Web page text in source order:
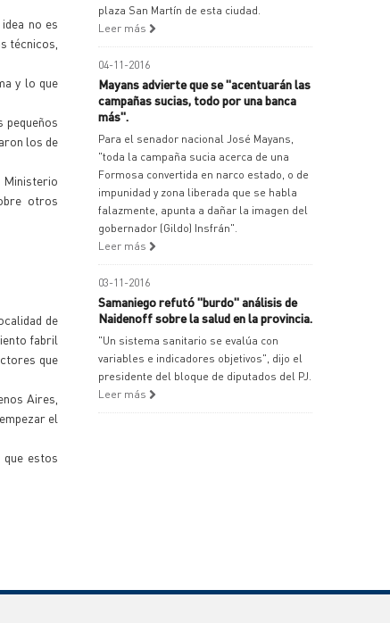
no es
técnicos,
y lo que
pequeños
los de
Ministerio
otros
de
fabril
que
Aires,
el
estos
plaza San Martín de esta ciudad.
Leer más
04-11-2016
Mayans advierte que se "acentuarán las
campañas sucias, todo por una banca
más".
Para el senador nacional José Mayans,
"toda la campaña sucia acerca de una
Formosa convertida en narco estado, o de
impunidad y zona liberada que se habla
falazmente, apunta a dañar la imagen del
gobernador (Gildo) Insfrán".
Leer más
03-11-2016
Samaniego refutó "burdo" análisis de
Naidenoff sobre la salud en la provincia.
"Un sistema sanitario se evalúa con
variables e indicadores objetivos", dijo el
presidente del bloque de diputados del PJ.
Leer más